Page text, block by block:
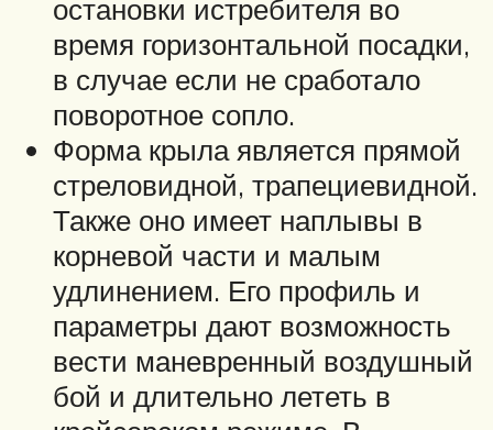
остановки истребителя во
время горизонтальной посадки,
в случае если не сработало
поворотное сопло.
Форма крыла является прямой
стреловидной, трапециевидной.
Также оно имеет наплывы в
корневой части и малым
удлинением. Его профиль и
параметры дают возможность
вести маневренный воздушный
бой и длительно лететь в